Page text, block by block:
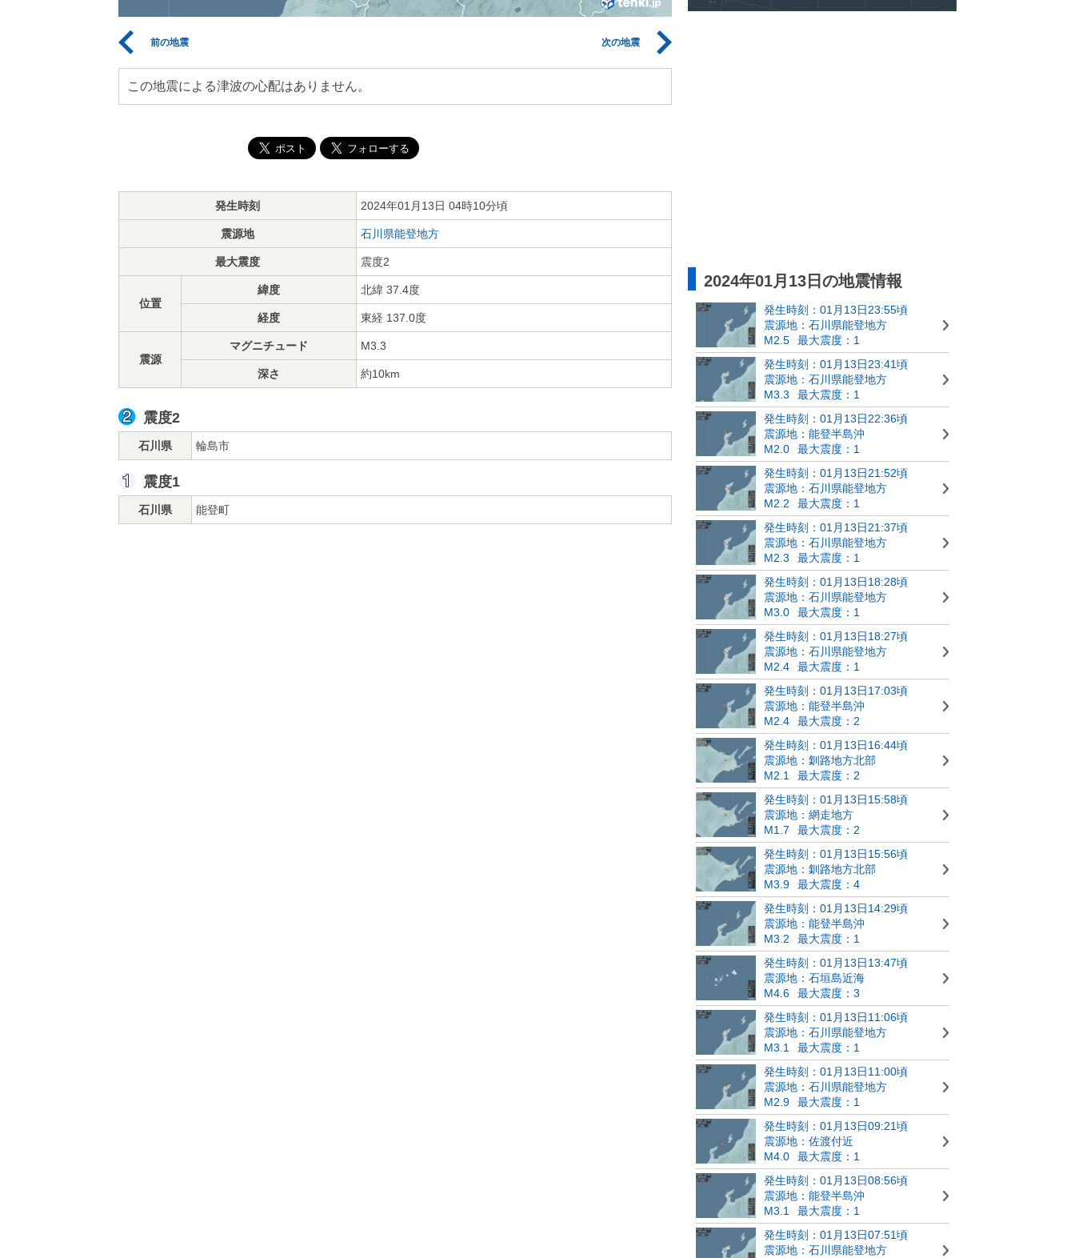
前の地震 次の地震
この地震による津波の心配はありません。
発生時刻 2024年01月13日 04時10分頃
震源地 石川県能登地方
最大震度 震度2
位置
緯度 北緯 37.4度
経度 東経 137.0度
震源
マグニチュード M3.3
深さ 約10km
震度2
石川県 輪島市
震度1
石川県 能登町
2024年01月13日の地震情報
発生時刻：01月13日23:55頃
震源地：石川県能登地方
M2.5
最大震度：1
発生時刻：01月13日23:41頃
震源地：石川県能登地方
M3.3
最大震度：1
発生時刻：01月13日22:36頃
震源地：能登半島沖
M2.0
最大震度：1
発生時刻：01月13日21:52頃
震源地：石川県能登地方
M2.2
最大震度：1
発生時刻：01月13日21:37頃
震源地：石川県能登地方
M2.3
最大震度：1
発生時刻：01月13日18:28頃
震源地：石川県能登地方
M3.0
最大震度：1
発生時刻：01月13日18:27頃
震源地：石川県能登地方
M2.4
最大震度：1
発生時刻：01月13日17:03頃
震源地：能登半島沖
M2.4
最大震度：2
発生時刻：01月13日16:44頃
震源地：釧路地方北部
M2.1
最大震度：2
発生時刻：01月13日15:58頃
震源地：網走地方
M1.7
最大震度：2
発生時刻：01月13日15:56頃
震源地：釧路地方北部
M3.9
最大震度：4
発生時刻：01月13日14:29頃
震源地：能登半島沖
M3.2
最大震度：1
発生時刻：01月13日13:47頃
震源地：石垣島近海
M4.6
最大震度：3
発生時刻：01月13日11:06頃
震源地：石川県能登地方
M3.1
最大震度：1
発生時刻：01月13日11:00頃
震源地：石川県能登地方
M2.9
最大震度：1
発生時刻：01月13日09:21頃
震源地：佐渡付近
M4.0
最大震度：1
発生時刻：01月13日08:56頃
震源地：能登半島沖
M3.1
最大震度：1
発生時刻：01月13日07:51頃
震源地：石川県能登地方